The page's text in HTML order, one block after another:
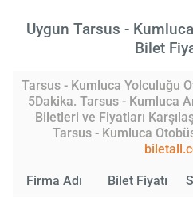
Uygun Tarsus -
Bilet
Tarsus - Kumluca Yolculuğu
5Dakika. Tarsus - Kumluca
Biletleri ve Fiyatları
Tarsus - Kumluca
Firma Adı Bilet Fiyatı